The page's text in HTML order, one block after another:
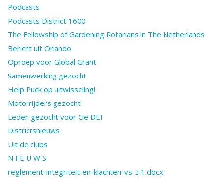
Podcasts
Podcasts District 1600
The Fellowship of Gardening Rotarians in The Netherlands
Bericht uit Orlando
Oproep voor Global Grant
Samenwerking gezocht
Help Puck op uitwisseling!
Motorrijders gezocht
Leden gezocht voor Cie DEI
Districtsnieuws
Uit de clubs
N I E U W S
reglement-integriteit-en-klachten-vs-3.1.docx